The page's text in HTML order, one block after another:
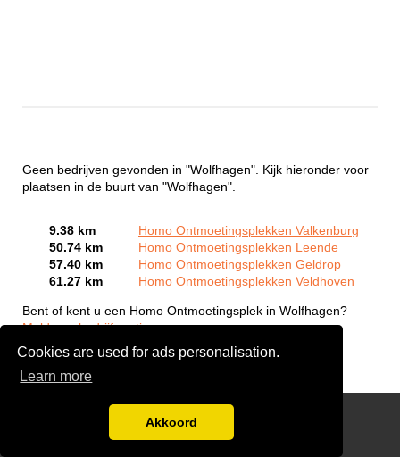
Cookies are used for ads personalisation.
Learn more
Akkoord
Geen bedrijven gevonden in "Wolfhagen". Kijk hieronder voor
plaatsen in de buurt van "Wolfhagen".
9.38 km
Homo Ontmoetingsplekken Valkenburg
50.74 km
Homo Ontmoetingsplekken Leende
57.40 km
Homo Ontmoetingsplekken Geldrop
61.27 km
Homo Ontmoetingsplekken Veldhoven
Bent of kent u een Homo Ontmoetingsplek in Wolfhagen?
Meld een bedrijf gratis aan